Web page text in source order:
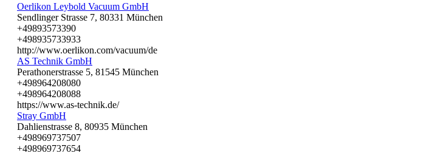
Oerlikon Leybold Vacuum GmbH
Sendlinger Strasse 7, 80331 München
+49893573390
+498935733933
http://www.oerlikon.com/vacuum/de
AS Technik GmbH
Perathonerstrasse 5, 81545 München
+498964208080
+498964208088
https://www.as-technik.de/
Stray GmbH
Dahlienstrasse 8, 80935 München
+498969737507
+498969737654